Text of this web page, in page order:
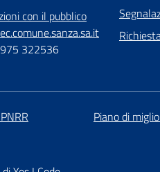
con il pubblico
322536
Piano di